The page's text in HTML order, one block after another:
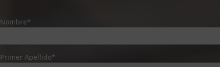
Nombre*
Primer Apellido*